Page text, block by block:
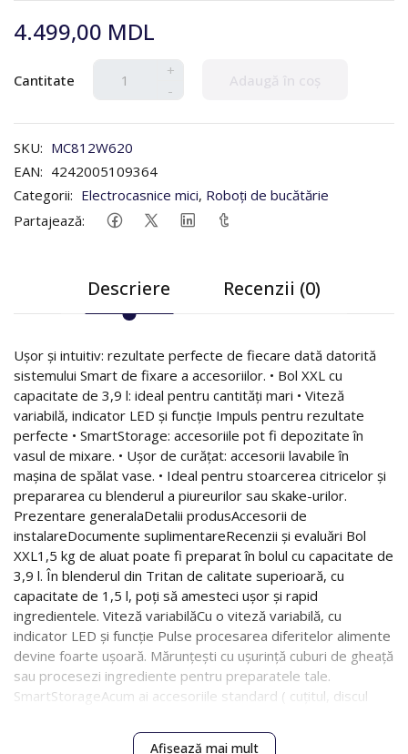
4.499,00 MDL
Cantitate
+
-
Adaugă în coș
SKU: MC812W620
EAN: 4242005109364
Categorii: Electrocasnice mici, Roboți de bucătărie
Partajează:
Descriere Recenzii (0)
Ușor și intuitiv: rezultate perfecte de fiecare dată datorită
sistemului Smart de fixare a accesoriilor. • Bol XXL cu
capacitate de 3,9 l: ideal pentru cantități mari • Viteză
variabilă, indicator LED și funcție Impuls pentru rezultate
perfecte • SmartStorage: accesoriile pot fi depozitate în
vasul de mixare. • Ușor de curățat: accesorii lavabile în
mașina de spălat vase. • Ideal pentru stoarcerea citricelor și
prepararea cu blenderul a piureurilor sau skake-urilor.
Prezentare generalaDetalii produsAccesorii de
instalareDocumente suplimentareRecenzii și evaluări Bol
XXL1,5 kg de aluat poate fi preparat în bolul cu capacitate de
3,9 l. În blenderul din Tritan de calitate superioară, cu
capacitate de 1,5 l, poți să amesteci ușor și rapid
ingredientele. Viteză variabilăCu o viteză variabilă, cu
indicator LED și funcție Pulse procesarea diferitelor alimente
devine foarte ușoară. Mărunțești cu ușurință cuburi de gheață
sau procesezi ingrediente pentru preparatele tale.
SmartStorageAcum ai accesoriile standard ( cuțitul, discul
deoarece pot fi depozitate cu ușurință în bolul de 2,3 l. Acum
Afișează mai mult